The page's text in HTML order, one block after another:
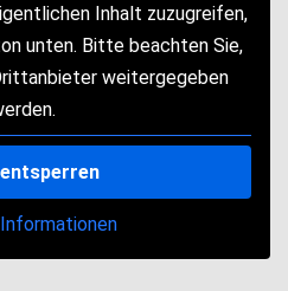
Inhalt zuzugreifen,
unten. Bitte beachten Sie,
weitergegeben